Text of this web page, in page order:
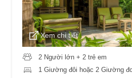
Xem chi tiết
2 Người lớn + 2 trẻ em
1 Giường đôi hoặc 2 Giường